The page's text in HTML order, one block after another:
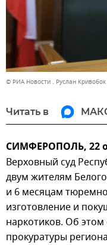
© РИА Новости . Руслан Кривобок
Читать в
СИМФЕРОПОЛЬ, 22
Верховный суд
двум жителям
и 6 месяцам
изготовление и
наркотиков. Об
прокуратуры